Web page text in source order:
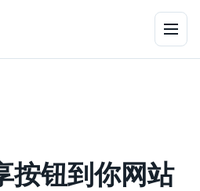
菜单
按钮到你网站